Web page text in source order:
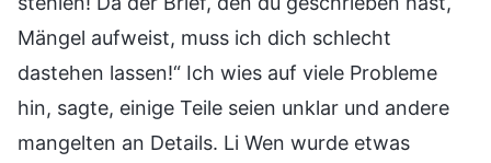
Mängel aufweist, muss ich dich schlecht
dastehen lassen!“ Ich wies auf viele Probleme
hin, sagte, einige Teile seien unklar und andere
mangelten an Details. Li Wen wurde etwas